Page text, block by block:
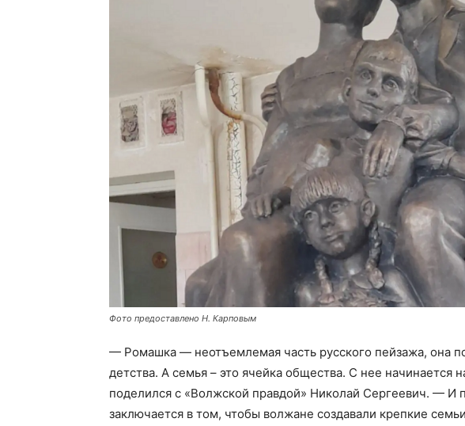
Фото предоставлено Н. Карповым
— Ромашка — неотъемлемая часть русского пейзажа, она
детства. А семья – это ячейка общества. С нее начинается
поделился с «Волжской правдой» Николай Сергеевич. — И
заключается в том, чтобы волжане создавали крепкие